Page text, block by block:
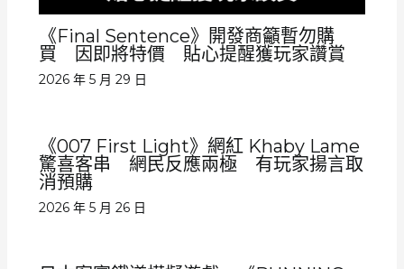
《Final Sentence》開發商籲暫勿購
買 因即將特價 貼心提醒獲玩家讚賞
2026 年 5 月 29 日
《007 First Light》網紅 Khaby Lame
驚喜客串 網民反應兩極 有玩家揚言取
消預購
2026 年 5 月 26 日